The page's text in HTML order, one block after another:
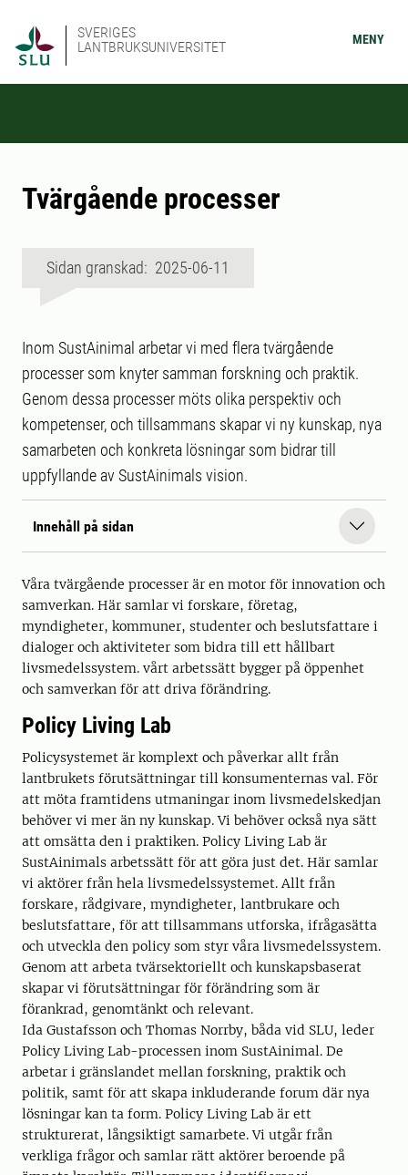
SVERIGES
LANTBRUKSUNIVERSITET
MENY
Tvärgående processer
Sidan granskad: 2025-06-11
Inom SustAinimal arbetar vi med flera tvärgående
processer som knyter samman forskning och praktik.
Genom dessa processer möts olika perspektiv och
kompetenser, och tillsammans skapar vi ny kunskap, nya
samarbeten och konkreta lösningar som bidrar till
uppfyllande av SustAinimals vision.
Innehåll på sidan
Våra tvärgående processer är en motor för innovation och
samverkan. Här samlar vi forskare, företag,
myndigheter, kommuner, studenter och beslutsfattare i
dialoger och aktiviteter som bidra till ett hållbart
livsmedelssystem. vårt arbetssätt bygger på öppenhet
och samverkan för att driva förändring.
Policy Living Lab
Policysystemet är komplext och påverkar allt från
lantbrukets förutsättningar till konsumenternas val. För
att möta framtidens utmaningar inom livsmedelskedjan
behöver vi mer än ny kunskap. Vi behöver också nya sätt
att omsätta den i praktiken. Policy Living Lab är
SustAinimals arbetssätt för att göra just det. Här samlar
vi aktörer från hela livsmedelssystemet. Allt från
forskare, rådgivare, myndigheter, lantbrukare och
beslutsfattare, för att tillsammans utforska, ifrågasätta
och utveckla den policy som styr våra livsmedelssystem.
Genom att arbeta tvärsektoriellt och kunskapsbaserat
skapar vi förutsättningar för förändring som är
förankrad, genomtänkt och relevant.
Ida Gustafsson och Thomas Norrby, båda vid SLU, leder
Policy Living Lab-processen inom SustAinimal. De
arbetar i gränslandet mellan forskning, praktik och
politik, samt för att skapa inkluderande forum där nya
lösningar kan ta form. Policy Living Lab är ett
strukturerat, långsiktigt samarbete. Vi utgår från
verkliga frågor och samlar rätt aktörer beroende på